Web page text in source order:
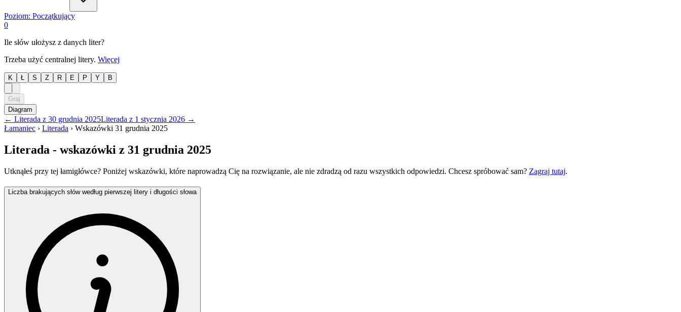
Poziom: Początkujący
0
Ile słów ułożysz z danych liter?
Trzeba użyć centralnej litery. Więcej
K Ł S Z R E P Y B
Graj
Diagram
← Literada z 30 grudnia 2025Literada z 1 stycznia 2026 →
Łamaniec › Literada › Wskazówki 31 grudnia 2025
Literada - wskazówki z 31 grudnia 2025
Utknąłeś przy tej łamigłówce? Poniżej wskazówki, które naprowadzą Cię na rozwiązanie, ale nie zdradzą od razu wszystkich odpowiedzi. Chcesz spróbować sam? Zagraj tutaj.
Liczba brakujących słów według pierwszej litery i długości słowa